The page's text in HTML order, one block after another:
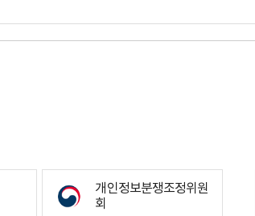
개인정보분쟁조정위원
회